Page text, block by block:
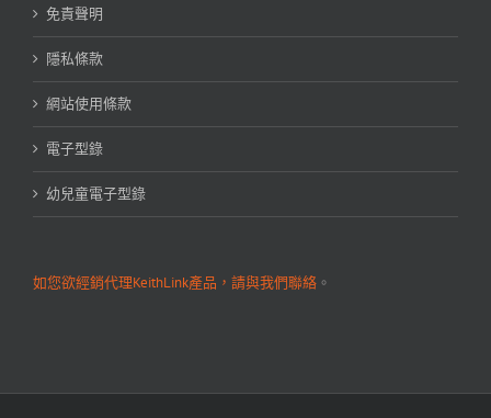
免責聲明
隱私條款
網站使用條款
電子型錄
幼兒童電子型錄
如您欲經銷代理KeithLink產品，請與我們聯絡 。